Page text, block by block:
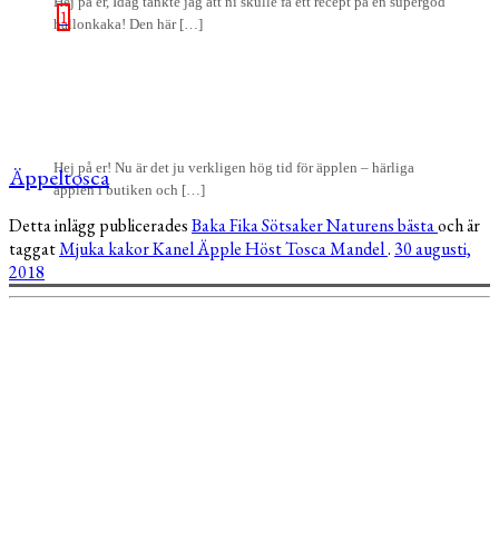
hallonkaka! Den här […]
1
Hej på er! Nu är det ju verkligen hög tid för äpplen – härliga
äpplen i butiken och […]
Äppeltosca
Detta inlägg publiceradesBakaFikaSötsakerNaturens bästaoch är
taggatMjuka kakorKanelÄppleHöstToscaMandel. 30 augusti,
2018